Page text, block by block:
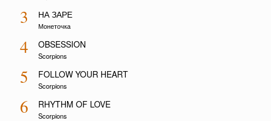
3 НА ЗАРЕ
Монеточка
4 OBSESSION
Scorpions
5 FOLLOW YOUR HEART
Scorpions
6 RHYTHM OF LOVE
Scorpions